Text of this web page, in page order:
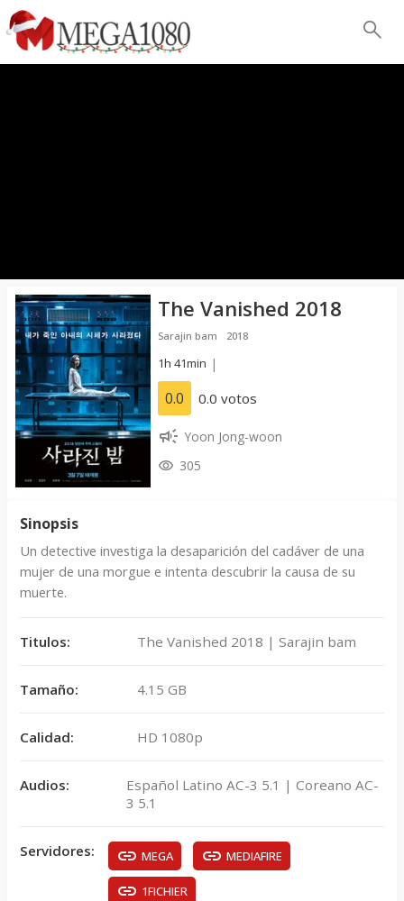
The Vanished 2018
Sarajin bam 2018
1h 41min |
0.0 0.0 votos
Yoon Jong-woon
305
Sinopsis
Un detective investiga la desaparición del cadáver de una
mujer de una morgue e intenta descubrir la causa de su
muerte.
Titulos: The Vanished 2018 | Sarajin bam
Tamaño: 4.15 GB
Calidad: HD 1080p
Audios:
Español Latino AC-3 5.1 | Coreano AC-
3 5.1
Servidores: MEGA MEDIAFIRE
1FICHIER